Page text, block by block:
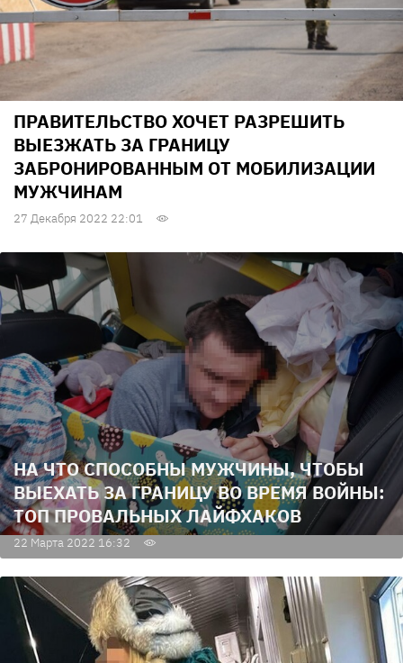
ПРАВИТЕЛЬСТВО ХОЧЕТ РАЗРЕШИТЬ
ВЫЕЗЖАТЬ ЗА ГРАНИЦУ
ЗАБРОНИРОВАННЫМ ОТ МОБИЛИЗАЦИИ
МУЖЧИНАМ
27 Декабря 2022 22:01
НА ЧТО СПОСОБНЫ МУЖЧИНЫ, ЧТОБЫ
ВЫЕХАТЬ ЗА ГРАНИЦУ ВО ВРЕМЯ ВОЙНЫ:
ТОП ПРОВАЛЬНЫХ ЛАЙФХАКОВ
22 Марта 2022 16:32